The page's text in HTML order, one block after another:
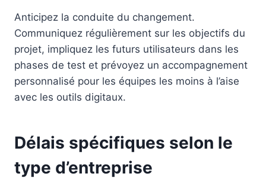
Anticipez la conduite du changement.
Communiquez régulièrement sur les objectifs du
projet, impliquez les futurs utilisateurs dans les
phases de test et prévoyez un accompagnement
personnalisé pour les équipes les moins à l’aise
avec les outils digitaux.
Délais spécifiques selon le
type d’entreprise